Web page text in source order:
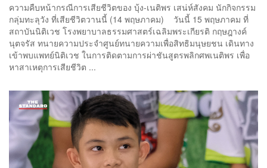
ความคืบหน้ากรณีการเสียชีวิตของ บุ้ง-เนติพร เสน่ห์สังคม นักกิจกรรม
กลุ่มทะลุวัง ที่เสียชีวิตวานนี้ (14 พฤษภาคม) วันนี้ 15 พฤษภาคม ที่
สถาบันนิติเวช โรงพยาบาลธรรมศาสตร์เฉลิมพระเกียรติ กฤษฎางค์
นุตจรัส ทนายความประจำศูนย์ทนายความเพื่อสิทธิมนุษยชน เดินทาง
เข้าพบแพทย์นิติเวช ในการติดตามการผ่าชันสูตรพลิกศพเนติพร เพื่อ
หาสาเหตุการเสียชีวิต ...